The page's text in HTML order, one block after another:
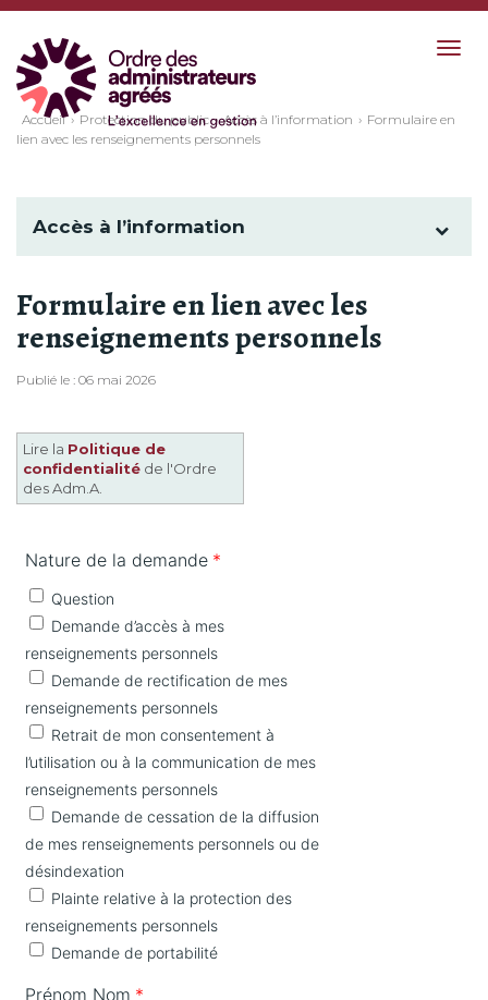
Accueil Protection du public Accès à l’information
Formulaire en
lien avec les renseignements personnels
Accès à l’information
Formulaire en lien avec les
renseignements personnels
Publié le : 06 mai 2026
Lire la Politique de
confidentialité de l'Ordre
des Adm.A.